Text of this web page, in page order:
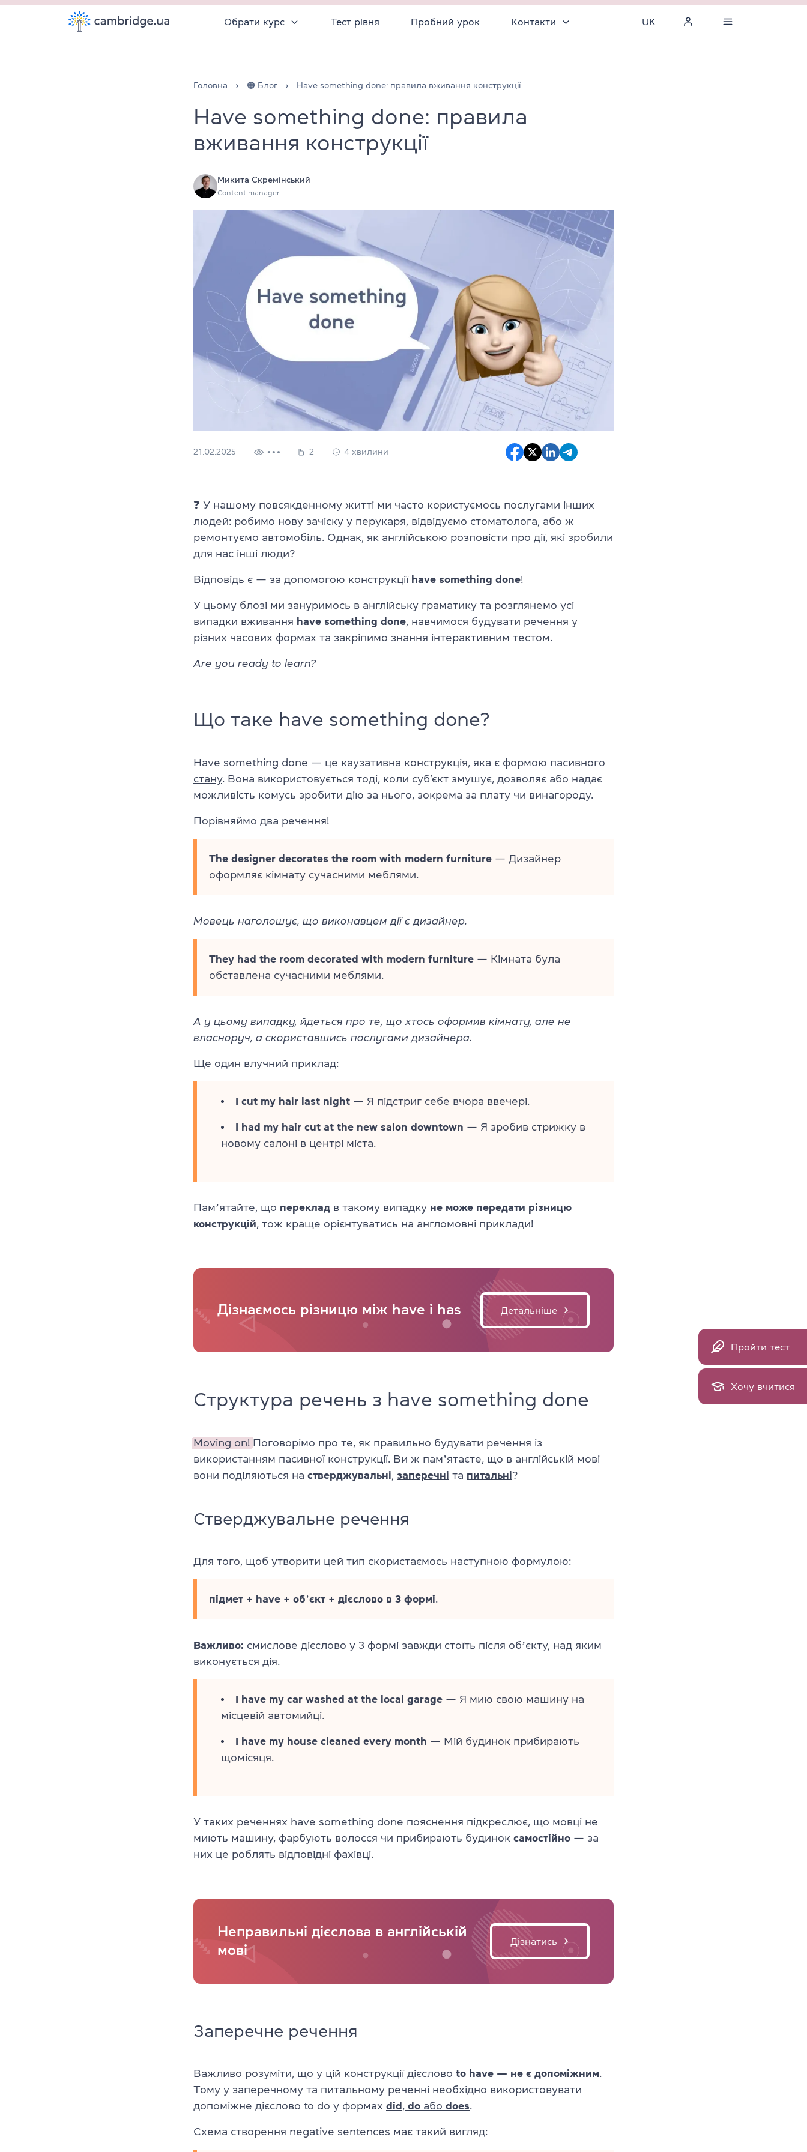
Обрати курс Тест рівня Пробний урок Контакти UK
Головна 🟠 Блог Have something done: правила вживання конструкції
Have something done: правила
вживання конструкції
Микита Скремінський
Content manager
21.02.2025 2 4 хвилини
❓ У нашому повсякденному житті ми часто користуємось послугами інших
людей: робимо нову зачіску у перукаря, відвідуємо стоматолога, або ж
ремонтуємо автомобіль. Однак, як англійською розповісти про дії, які зробили
для нас інші люди?
Відповідь є — за допомогою конструкції have something done!
У цьому блозі ми зануримось в англійську граматику та розглянемо усі
випадки вживання have something done, навчимося будувати речення у
різних часових формах та закріпимо знання інтерактивним тестом.
Are you ready to learn?
Що таке have something done?
Have something done — це каузативна конструкція, яка є формою пасивного
стану. Вона використовується тоді, коли суб’єкт змушує, дозволяє або надає
можливість комусь зробити дію за нього, зокрема за плату чи винагороду.
Порівняймо два речення!
The designer decorates the room with modern furniture — Дизайнер
оформляє кімнату сучасними меблями.
Мовець наголошує, що виконавцем дії є дизайнер.
They had the room decorated with modern furniture — Кімната була
обставлена сучасними меблями.
А у цьому випадку, йдеться про те, що хтось оформив кімнату, але не
власноруч, а скориставшись послугами дизайнера.
Ще один влучний приклад:
I cut my hair last night — Я підстриг себе вчора ввечері.
I had my hair cut at the new salon downtown — Я зробив стрижку в
новому салоні в центрі міста.
Памʼятайте, що переклад в такому випадку не може передати різницю
конструкцій, тож краще орієнтуватись на англомовні приклади!
Дізнаємось різницю між have і has Детальніше
Структура речень з have something done
Moving on! Поговорімо про те, як правильно будувати речення із
використанням пасивної конструкції. Ви ж памʼятаєте, що в англійській мові
вони поділяються на стверджувальні, заперечні та питальні?
Стверджувальне речення
Для того, щоб утворити цей тип скористаємось наступною формулою:
підмет + have + обʼєкт + дієслово в 3 формі.
Важливо: смислове дієслово у 3 формі завжди стоїть після обʼєкту, над яким
виконується дія.
I have my car washed at the local garage — Я мию свою машину на
місцевій автомийці.
I have my house cleaned every month — Мій будинок прибирають
щомісяця.
У таких реченнях have something done пояснення підкреслює, що мовці не
миють машину, фарбують волосся чи прибирають будинок самостійно — за
них це роблять відповідні фахівці.
Неправильні дієслова в англійській
мові
Дізнатись
Заперечне речення
Важливо розуміти, що у цій конструкції дієслово to have — не є допоміжним.
Тому у заперечному та питальному реченні необхідно використовувати
допоміжне дієслово to do у формах did , do або does.
Схема створення negative sentences має такий вигляд:
Пройти тест
Хочу вчитися